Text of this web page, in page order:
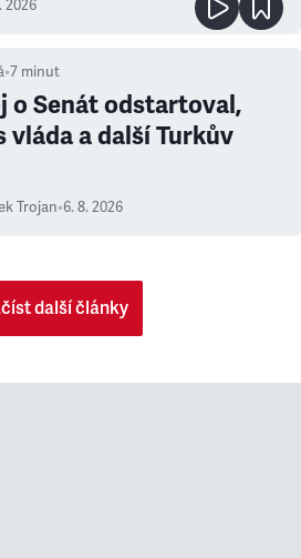
2026
•7 minut
o Senát odstartoval,
vláda a další Turkův
Trojan•6. 8. 2026
další články